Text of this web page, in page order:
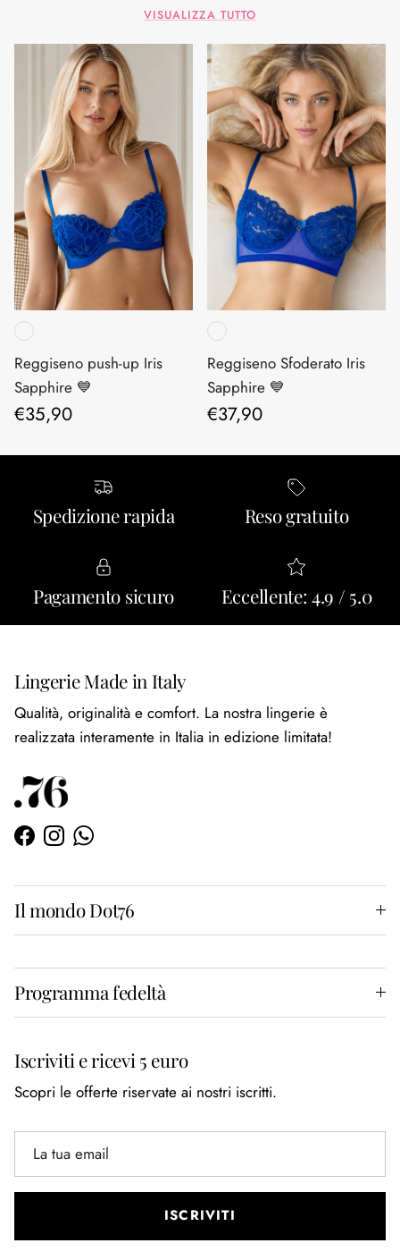
VISUALIZZA TUTTO
Reggiseno push-up Iris
Sapphire 💙
Prezzo normale
€35,90
Reggiseno Sfoderato Iris
Sapphire 💙
Prezzo normale
€37,90
Spedizione rapida Reso gratuito
Pagamento sicuro Eccellente: 4.9 / 5.0
Lingerie Made in Italy
Qualità, originalità e comfort. La nostra lingerie è
realizzata interamente in Italia in edizione limitata!
Facebook
InstagramWhatsApp
Il mondo Dot76
Programma fedeltà
Iscriviti e ricevi 5 euro
Scopri le offerte riservate ai nostri iscritti.
ISCRIVITI